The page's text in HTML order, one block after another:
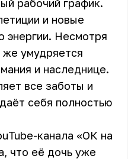
рабочий график.
и новые
энергии. Несмотря
же умудряется
и наследнице.
все заботы и
себя полностью
канала «ОК на
что её дочь уже